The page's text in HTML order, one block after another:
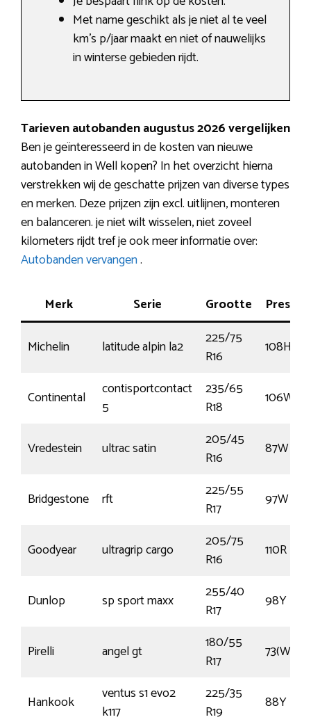
Met name geschikt als je niet al te veel
km’s p/jaar maakt en niet of nauwelijks
in winterse gebieden rijdt.
Tarieven autobanden augustus 2026 vergelijken
Ben je geïnteresseerd in de kosten van nieuwe
autobanden in Well kopen? In het overzicht hierna
verstrekken wij de geschatte prijzen van diverse types
en merken. Deze prijzen zijn excl. uitlijnen, monteren
en balanceren. je niet wilt wisselen, niet zoveel
kilometers rijdt tref je ook meer informatie over:
Autobanden vervangen.
Merk Serie Grootte
Michelin latitude alpin la2
225/75
R16
108H
Continental
contisportcontact
5
235/65
R18
106W
Vredestein ultrac satin
205/45
R16
87W
Bridgestone rft
225/55
R17
97W
Goodyear ultragrip cargo
205/75
R16
110R
Dunlop sp sport maxx
255/40
R17
98Y
Pirelli angel gt
180/55
R17
73(W)
Hankook
ventus s1 evo2
k117
225/35
R19
88Y